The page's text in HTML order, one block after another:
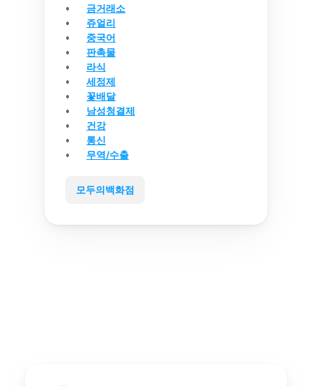
금거래소
쥬얼리
중국어
판촉물
라식
세정제
꽃배달
남성청결제
건강
통신
무역/수출
모두의백화점